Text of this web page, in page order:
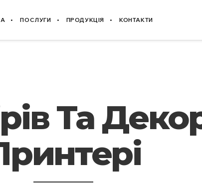
ПОСЛУГИ ПРОДУКЦІЯ КОНТАКТИ
Та